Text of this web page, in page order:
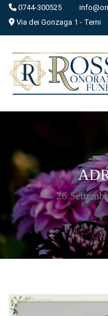
0744-300525
Via dei Gonzaga 1 - Terni
26